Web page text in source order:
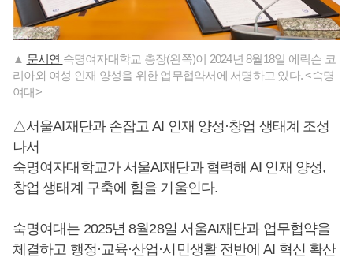
▲ 문시연 숙명여자대학교 총장(왼쪽)이 2024년 8월18일 에릭슨 코
리아와 여성 인재 양성을 위한 업무협약서에 서명하고 있다. <숙명
여대>
△서울AI재단과 손잡고 AI 인재 양성·창업 생태계 조성
나서
숙명여자대학교가 서울AI재단과 협력해 AI 인재 양성,
창업 생태계 구축에 힘을 기울인다.
숙명여대는 2025년 8월28일 서울AI재단과 업무협약을
체결하고 행정·교육·산업·시민생활 전반에 AI 혁신 확산